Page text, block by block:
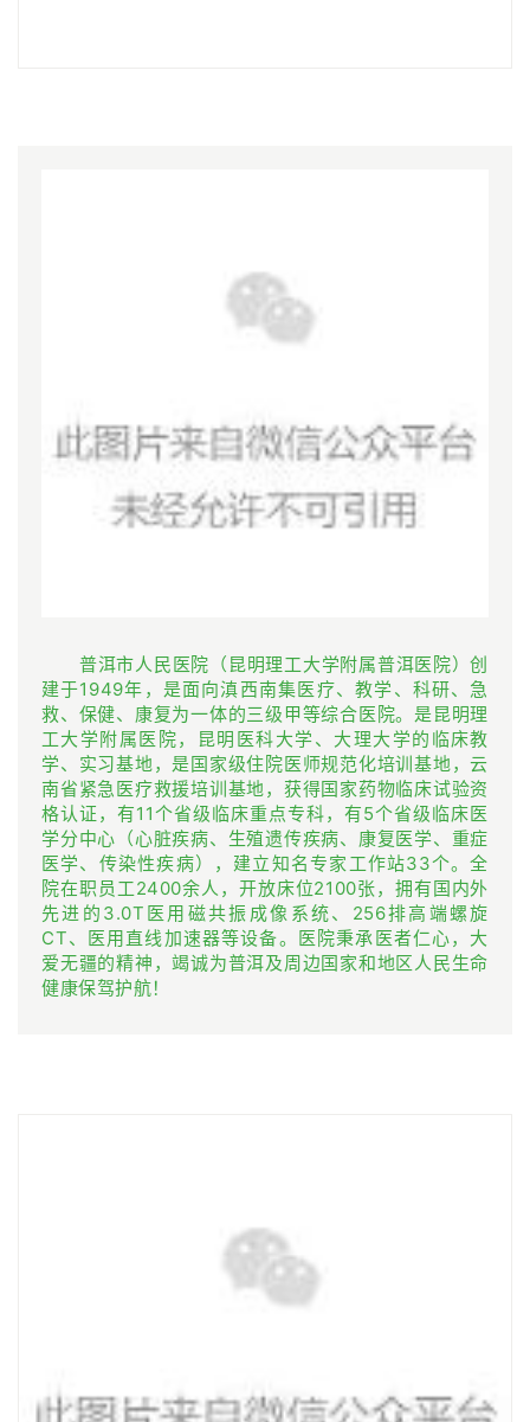
普洱市人民医院（昆明理工大学附属普洱医院）创
建于1949年，是面向滇西南集医疗、教学、科研、急
救、保健、康复为一体的三级甲等综合医院。 是昆明理
工大学附属医院，昆明医科大学、大理大学的临床教
学、实习基地，是国家级住院医师规范化培训基地，云
南省紧急医疗救援培训基地，获得国家药物临床试验资
格认证，有11个省级临床重点专科，有5个省级临床医
学分中心（心脏疾病、生殖遗传疾病、康复医学、重症
医学、 传染性疾病），建立知名专家工作站33个。全
院在职员工2400余人，开放床位2100张，拥有国内外
先进的3.0T医用磁共振成像系统、256排高端螺旋
CT、医用直线加速器等设备。 医院秉承医者仁心，大
爱无疆的精神，竭诚为普洱及周边国家和地区人民生命
健康保驾护航！